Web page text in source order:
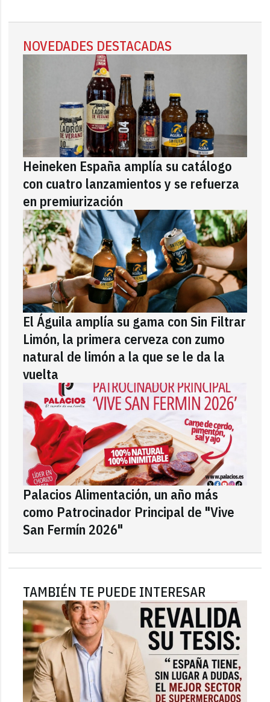
NOVEDADES DESTACADAS
Heineken España amplía su catálogo
con cuatro lanzamientos y se refuerza
en premiurización
El Águila amplía su gama con Sin Filtrar
Limón, la primera cerveza con zumo
natural de limón a la que se le da la
vuelta
Palacios Alimentación, un año más
como Patrocinador Principal de "Vive
San Fermín 2026"
TAMBIÉN TE PUEDE INTERESAR